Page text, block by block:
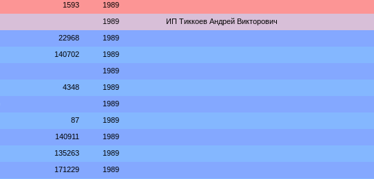
1593 1989
1989 ИП Тиккоев Андрей Викторович
22968 1989
140702 1989
1989
4348 1989
1989
87 1989
140911 1989
135263 1989
171229 1989